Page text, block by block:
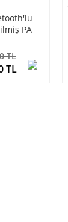
PA
TL
TL